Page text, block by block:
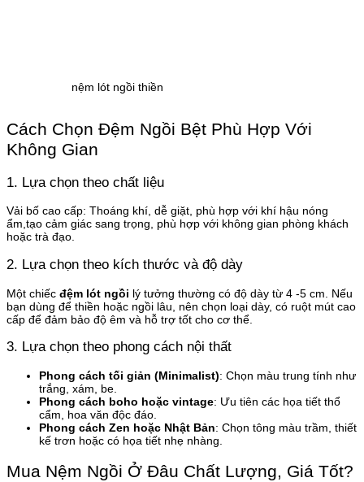
nệm lót ngồi thiền
Cách Chọn Đệm Ngồi Bệt Phù Hợp Với
Không Gian
1. Lựa chọn theo chất liệu
Vải bố cao cấp: Thoáng khí, dễ giặt, phù hợp với khí hậu nóng
ẩm,tạo cảm giác sang trọng, phù hợp với không gian phòng khách
hoặc trà đạo.
2. Lựa chọn theo kích thước và độ dày
Một chiếc đệm lót ngồi lý tưởng thường có độ dày từ 4 -5 cm. Nếu
bạn dùng để thiền hoặc ngồi lâu, nên chọn loại dày, có ruột mút cao
cấp để đảm bảo độ êm và hỗ trợ tốt cho cơ thể.
3. Lựa chọn theo phong cách nội thất
Phong cách tối giản (Minimalist): Chọn màu trung tính như
trắng, xám, be.
Phong cách boho hoặc vintage: Ưu tiên các họa tiết thổ
cẩm, hoa văn độc đáo.
Phong cách Zen hoặc Nhật Bản: Chọn tông màu trầm, thiết
kế trơn hoặc có họa tiết nhẹ nhàng.
Mua Nệm Ngồi Ở Đâu Chất Lượng, Giá Tốt?